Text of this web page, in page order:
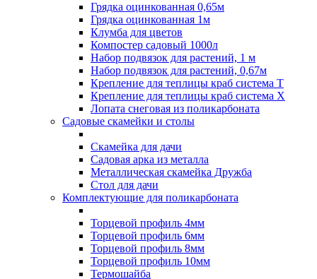
Грядка оцинкованная 0,65м
Грядка оцинкованная 1м
Клумба для цветов
Компостер садовый 1000л
Набор подвязок для растений, 1 м
Набор подвязок для растений, 0,67м
Крепление для теплицы краб система Т
Крепление для теплицы краб система Х
Лопата снеговая из поликарбоната
Садовые скамейки и столы
Скамейка для дачи
Садовая арка из металла
Металлическая скамейка Дружба
Стол для дачи
Комплектующие для поликарбоната
Торцевой профиль 4мм
Торцевой профиль 6мм
Торцевой профиль 8мм
Торцевой профиль 10мм
Термошайба